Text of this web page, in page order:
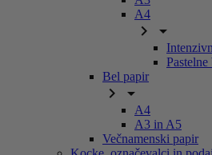
A4
 
Pastelne
Bel papir
 
A4
A3 in A5
Večnamenski papir